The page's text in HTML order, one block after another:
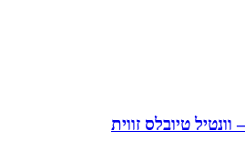
טיובלס זווית